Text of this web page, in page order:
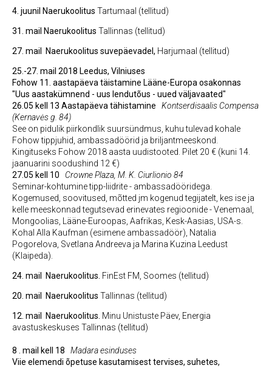
4. juunil Naerukoolitus Tartumaal (tellitud)
31. mail Naerukoolitus Tallinnas (tellitud)
27. mail Naerukoolitus suvepäevadel, Harjumaal (tellitud)
25.-27. mail 2018 Leedus, Vilniuses
Fohow 11. aastapäeva täistamine Lääne-Europa osakonnas
"Uus aastakümnend - uus lendutõus - uued väljavaated"
26.05 kell 13 Aastapäeva tähistamine Kontserdisaalis Compensa
(Kernavės g. 84)
See on pidulik piirkondlik suursündmus, kuhu tulevad kohale
Fohow tippjuhid, ambassadöörid ja briljantmeeskond.
Kingituseks Fohow 2018 aasta uudistooted. Pilet 20 € (kuni 14.
jaanuarini soodushind 12 €)
27.05 kell 10 Crowne Plaza, M. K. Ciurlionio 84
Seminar-kohtumine tipp-liidrite - ambassadööridega.
Kogemused, soovitused, mõtted jm kogenud tegijatelt, kes ise ja
kelle meeskonnad tegutsevad erinevates regioonide - Venemaal,
Mongoolias, Lääne-Euroopas, Aafrikas, Kesk-Aasias, USA-s.
Kohal Alla Kaufman (esimene ambassadöör), Natalia
Pogorelova, Svetlana Andreeva ja Marina Kuzina Leedust
(Klaipeda).
24. mail Naerukoolitus. FinEst FM, Soomes (tellitud)
20. mail Naerukoolitus Tallinnas (tellitud)
12. mail Naerukoolitus. Minu Unistuste Päev, Energia
avastuskeskuses Tallinnas (tellitud)
8 . mail kell 18 Madara esinduses
Viie elemendi õpetuse kasutamisest tervises, suhetes,